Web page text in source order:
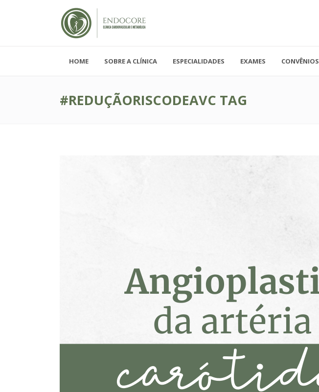
Segunda - Sexta-feira, das 08h-19h
41.3779-5559
HOME SOBRE A CLÍNICA ESPECIALIDADES EXAMES CONVÊNIOS
#REDUÇÃORISCODEAVC TAG